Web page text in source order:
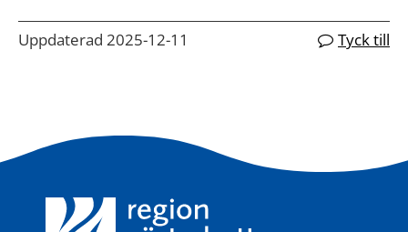
Uppdaterad 2025-12-11 Tyck till